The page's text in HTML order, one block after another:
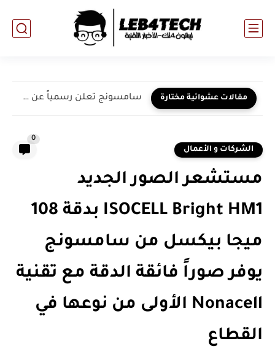
مقالات عشوائية مختارة سامسونج تعلن رسمياً عن سلسلة هواتف Galaxy S23
الشركات و الأعمال
0
مستشعر الصور الجديد
ISOCELL Bright HM1 بدقة 108
ميجا بيكسل من سامسونج
يوفر صوراً فائقة الدقة مع تقنية
Nonacell الأولى من نوعها في
القطاع